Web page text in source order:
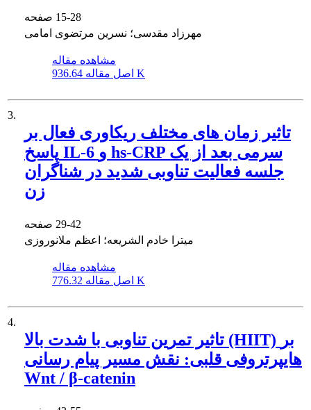
15-28
مهرزاد مقدسی؛ نسرین مرتضوی امامی
مشاهده مقاله
اصل مقاله 936.64 K
3.
تاثیر زمان های مختلف ریکاوری فعال بر
پاسخ IL-6 و hs-CRP سرمی بعد از یک
جلسه فعالیت تناوبی شدید در شناگران
زن
29-42
میترا خادم الشریعه؛ اعظم ملانوروزی
مشاهده مقاله
اصل مقاله 776.32 K
4.
تاثیر تمرین تناوبی با شدت بالا (HIIT) بر
هایپرتروفی قلبی: نقش مسیر پیام رسانی
Wnt / β-catenin